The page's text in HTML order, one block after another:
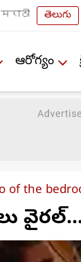
मराठी తెలుగు
ఆరోగ్యం
of the